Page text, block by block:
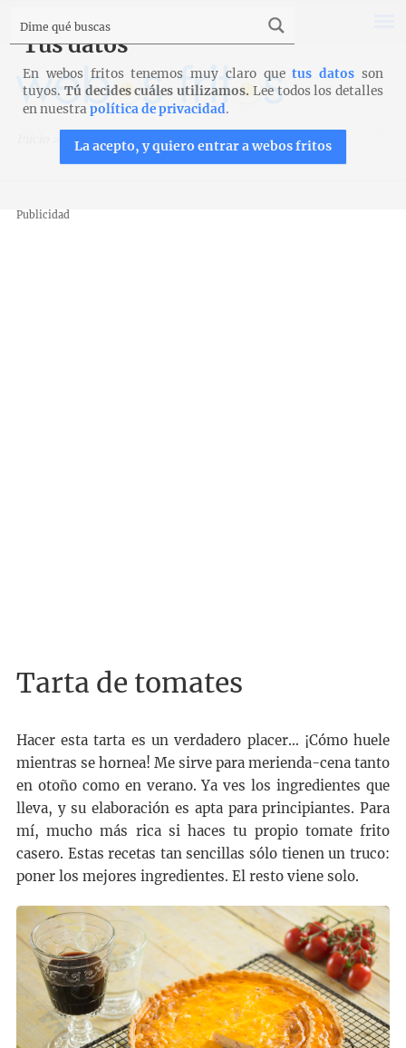
Recetas Empanadas y cocas Tarta de tomates
Publicidad
Tarta de tomates
Hacer esta tarta es un verdadero placer… ¡Cómo huele
mientras se hornea! Me sirve para merienda-cena tanto
en otoño como en verano. Ya ves los ingredientes que
lleva, y su elaboración es apta para principiantes. Para
mí, mucho más rica si haces tu propio tomate frito
casero. Estas recetas tan sencillas sólo tienen un truco:
poner los mejores ingredientes. El resto viene solo.
Tus datos
En webos fritos tenemos muy claro quetus datos son
tuyos. Tú decides cuáles utilizamos. Lee todos los detalles
en nuestrapolítica de privacidad.
La acepto, y quiero entrar a webos fritos